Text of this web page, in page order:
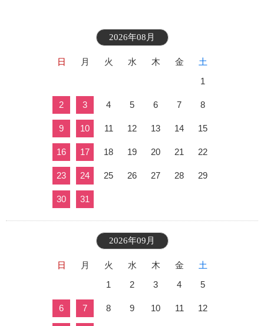
2026年08月
日 月 火 水 木 金
土
1
2 3 4 5 6 7 8
9 10 11 12 13 14 15
16 17 18 19 20 21 22
23 24 25 26 27 28 29
30 31
2026年09月
日 月 火 水 木 金
土
1
2 3 4 5
6 7 8 9 10 11 12